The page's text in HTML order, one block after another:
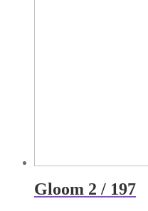
Gloom 2 / 197